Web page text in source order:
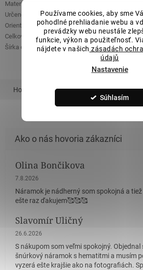
Používame cookies, aby sme
pohodlné prehliadanie webu a
prevádzky webu neustále
funkcie, výkon a použiteľnosť.
nájdete v našich zásadách
údajů
Nastavenie
Súhlasím
Materiál
Určené pre
Dámske
Orientačná hmotnosť:
1,61 g
Celková výška:
17 mm
Šírka ozdobnej časti
12 mm x 7 mm
Hodnotenie Podobný tovar
Olina Bončikova
Hodnotenie obchodu je 5 z 5 hviezdičiek.
7.8.2026
Náramok je nádherný som spokojná a
ešte raz ďakujem🥰🥰🥰
Slavomír Uličný
Hodnotenie obchodu je 5 z 5 hviezdičiek.
26.6.2026
S nákupom som veľmi spokojný. Objednal
šnúrkový náramok s hematitmi a musím
vyzerá ešte krajšie ako na fotografiách.